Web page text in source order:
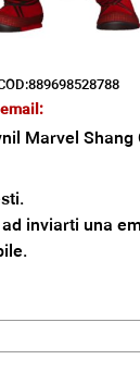
Marvel Shang
inviarti una